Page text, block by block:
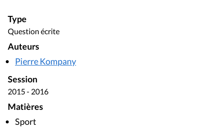
Type
Question écrite
Auteurs
Pierre Kompany
Session
2015 - 2016
Matières
Sport